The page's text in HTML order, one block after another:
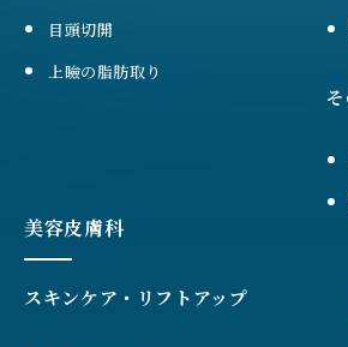
目頭切開
上瞼の脂肪取り
美容皮膚科
スキンケア・リフトアップ